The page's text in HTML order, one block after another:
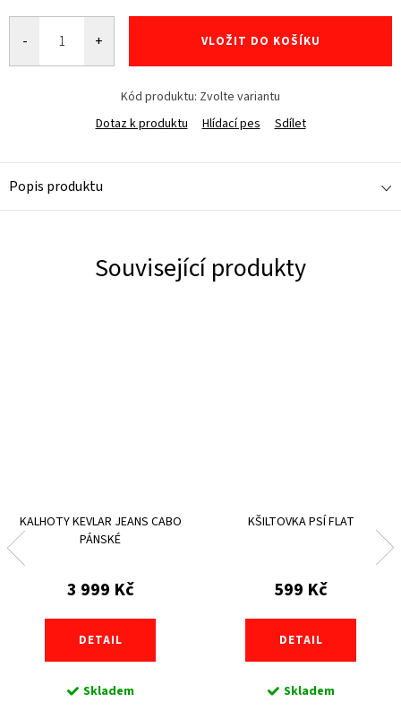
cena:
VLOŽIT DO KOŠÍKU
Kód produktu: Zvolte variantu
Dotaz k produktu
Hlídací pes Sdílet
Popis produktu
Související produkty
KALHOTY KEVLAR JEANS CABO
PÁNSKÉ
3 999 Kč
DETAIL
Skladem
KŠILTOVKA PSÍ FLAT
599 Kč
DETAIL
Skladem